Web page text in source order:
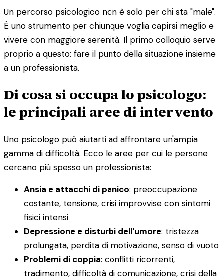
Un percorso psicologico non è solo per chi sta "male".
È uno strumento per chiunque voglia capirsi meglio e
vivere con maggiore serenità. Il primo colloquio serve
proprio a questo: fare il punto della situazione insieme
a un professionista.
Di cosa si occupa lo psicologo:
le principali aree di intervento
Uno psicologo può aiutarti ad affrontare un'ampia
gamma di difficoltà. Ecco le aree per cui le persone
cercano più spesso un professionista:
Ansia e attacchi di panico: preoccupazione
costante, tensione, crisi improvvise con sintomi
fisici intensi
Depressione e disturbi dell'umore: tristezza
prolungata, perdita di motivazione, senso di vuoto
Problemi di coppia: conflitti ricorrenti,
tradimento, difficoltà di comunicazione, crisi della